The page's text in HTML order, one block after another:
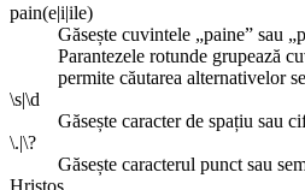
pain(e|i|ile)
Găsește cuvintele „paine” sau
Parantezele rotunde grupează
permite căutarea alternativelor
\s|\d
Găsește caracter de spațiu sau
\.|\?
Găsește caracterul punct sau
Hristos